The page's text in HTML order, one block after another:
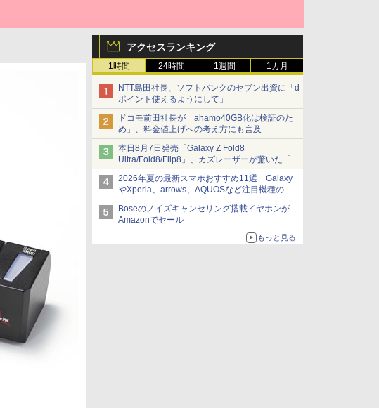
アクセスランキング
1時間 24時間 1週間 1カ月
NTT島田社長、ソフトバンクのセブン出資に「d
ポイント使えるようにして」
ドコモ前田社長が「ahamo40GB化は検証のた
め」、料金値上げへの考え方にも言及
本日8月7日発売「Galaxy Z Fold8
Ultra/Fold8/Flip8」、カズレーザーが驚いた「そ
ば屋のメニュー並みの薄さ」
2026年夏の最新スマホおすすめ11選 Galaxy
やXperia、arrows、AQUOSなど注目機種の特
徴は
Boseのノイズキャンセリング搭載イヤホンが
Amazonでセール
もっと見る